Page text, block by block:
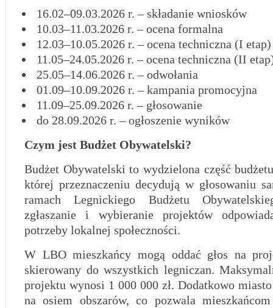
16.02–09.03.2026 r. – składanie wniosków
10.03–11.03.2026 r. – ocena formalna
12.03–10.05.2026 r. – ocena techniczna (I etap)
11.05–24.05.2026 r. – ocena techniczna (II
25.05–14.06.2026 r. – odwołania
01.09–10.09.2026 r. – kampania promocyjna
11.09–25.09.2026 r. – głosowanie
do 28.09.2026 r. – ogłoszenie wyników
Czym jest Budżet Obywatelski?
Budżet Obywatelski to wydzielona część
której przeznaczeniu decydują w głosowaniu
ramach Legnickiego Budżetu
zgłaszanie i wybieranie projektów
potrzeby lokalnej społeczności.
W LBO mieszkańcy mogą oddać głos na
skierowany do wszystkich legniczan.
projektu wynosi 1 000 000 zł. Dodatkowo
na osiem obszarów, co pozwala